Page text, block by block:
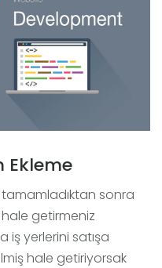
Ekleme
tamamladıktan sonra
getirmeniz
iş yerlerini satışa
hale getiriyorsak